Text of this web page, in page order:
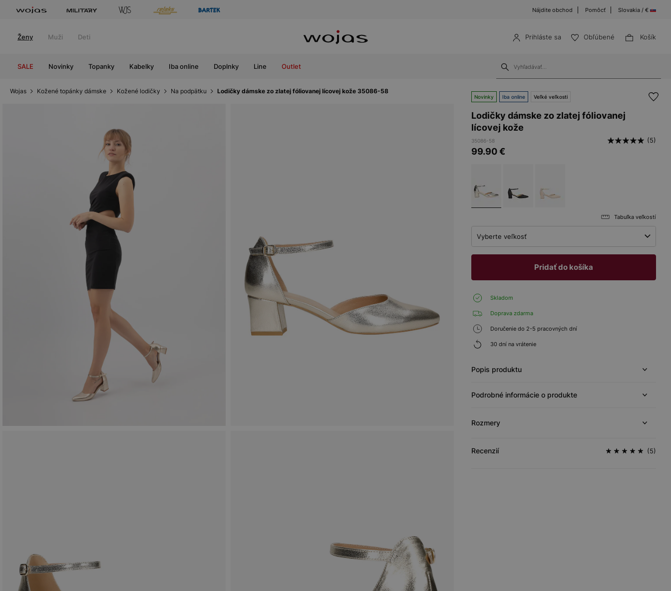
Nájdite obchod Pomôcť Slovakia / €
Ženy Muži Deti Prihláste sa Obľúbené Košík
SALE Novinky Topanky Kabelky Iba online Doplnky Line Outlet
Wojas Kožené topánky dámske Kožené lodičky Na podpätku Lodičky dámske zo zlatej fóliovanej lícovej kože 35086-58
Novinky Iba online Veľké veľkosti
Lodičky dámske zo zlatej fóliovanej
lícovej kože
35086-58 (5)
99.90€
Tabuľka veľkostí
Vyberte veľkosť
Pridať do košíka
Skladom
Doprava zdarma
Doručenie do 2-5 pracovných dní
30 dní na vrátenie
Popis produktu
Podrobné informácie o produkte
Rozmery
Recenzií (5)